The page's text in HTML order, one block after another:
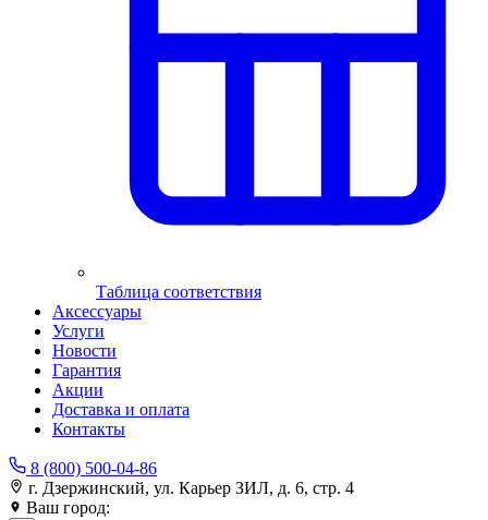
Таблица соответствия
Аксессуары
Услуги
Новости
Гарантия
Акции
Доставка и оплата
Контакты
8 (800) 500-04-86
г. Дзержинский, ул. Карьер ЗИЛ, д. 6, стр. 4
Ваш город: